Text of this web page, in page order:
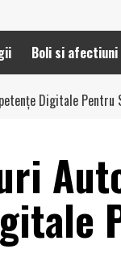
Boli si afectiuni
Digitale Pentru